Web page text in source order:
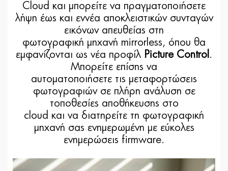
Cloud και μπορείτε να πραγματοποιήσετε
λήψη έως και εννέα αποκλειστικών συνταγών
εικόνων απευθείας στη
φωτογραφική μηχανή mirrorless, όπου θα
εμφανίζονται ως νέα προφίλ Picture Control .
Μπορείτε επίσης να
αυτοματοποιήσετε τις μεταφορτώσεις
φωτογραφιών σε πλήρη ανάλυση σε
τοποθεσίες αποθήκευσης στο
cloud και να διατηρείτε τη φωτογραφική
μηχανή σας ενημερωμένη με εύκολες
ενημερώσεις firmware.